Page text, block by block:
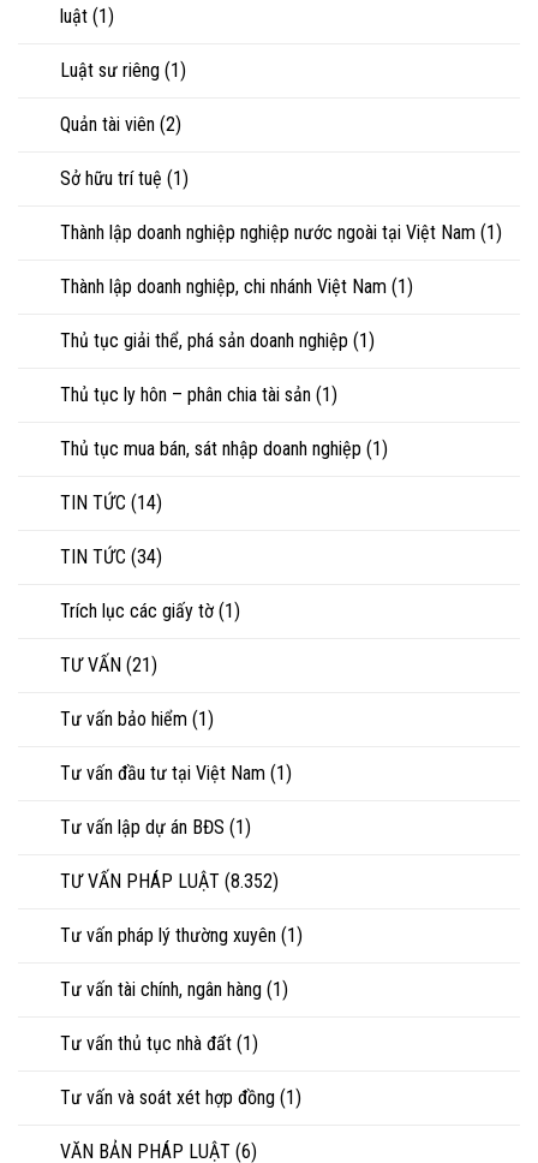
luật (1)
Luật sư riêng (1)
Quản tài viên (2)
Sở hữu trí tuệ (1)
Thành lập doanh nghiệp nghiệp nước ngoài tại Việt Nam (1)
Thành lập doanh nghiệp, chi nhánh Việt Nam (1)
Thủ tục giải thể, phá sản doanh nghiệp (1)
Thủ tục ly hôn – phân chia tài sản (1)
Thủ tục mua bán, sát nhập doanh nghiệp (1)
TIN TỨC (14)
TIN TỨC (34)
Trích lục các giấy tờ (1)
TƯ VẤN (21)
Tư vấn bảo hiểm (1)
Tư vấn đầu tư tại Việt Nam (1)
Tư vấn lập dự án BĐS (1)
TƯ VẤN PHÁP LUẬT (8.352)
Tư vấn pháp lý thường xuyên (1)
Tư vấn tài chính, ngân hàng (1)
Tư vấn thủ tục nhà đất (1)
Tư vấn và soát xét hợp đồng (1)
VĂN BẢN PHÁP LUẬT (6)